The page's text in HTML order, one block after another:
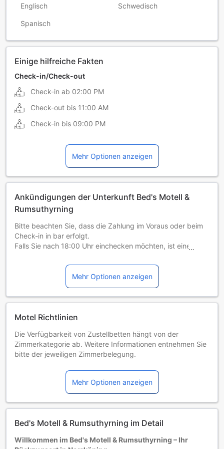
Englisch Schwedisch
Spanisch
Einige hilfreiche Fakten
Check-in/Check-out
Check-in ab 02:00 PM
Check-out bis 11:00 AM
Check-in bis 09:00 PM
Mehr Optionen anzeigen
Ankündigungen der Unterkunft Bed's Motell &
Rumsuthyrning
Bitte beachten Sie, dass die Zahlung im Voraus oder beim
Check-in in bar erfolgt.
Falls Sie nach 18:00 Uhr einchecken möchten, ist eine
PayPal erforderlich. Ein Check-in nach 22:00 Uhr ist nicht
möglich. Für weitere Einzelheiten wenden Sie sich bitte an
die Unterkunft.Bitte teilen Sie der Unterkunft Ihre
voraussichtliche Ankunftszeit im Voraus mit. Nutzen Sie
hierfür bei der Buchung das Feld für besondere Anfragen
oder kontaktieren Sie die Unterkunft direkt. Beim Check-in
vorlegen. Sonderwünsche unterliegen der Verfügbarkeit
und sind gegebenenfalls mit einem Aufpreis verbunden.
Mehr Optionen anzeigen
Motel Richtlinien
Die Verfügbarkeit von Zustellbetten hängt von der
Zimmerkategorie ab. Weitere Informationen entnehmen Sie
bitte der jeweiligen Zimmerbelegung.
Buchungsbestimmungen gelten und zusätzliche Gebühren
Mehr Optionen anzeigen
Bed's Motell & Rumsuthyrning im Detail
Willkommen im Bed's Motell & Rumsuthyrning – Ihr